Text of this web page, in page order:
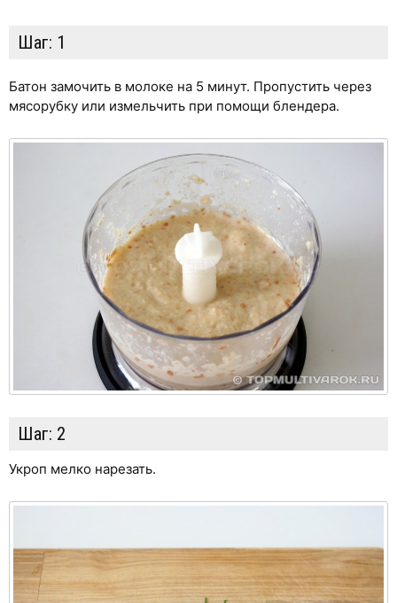
Шаг: 1
Батон замочить в молоке на 5 минут. Пропустить через
мясорубку или измельчить при помощи блендера.
Шаг: 2
Укроп мелко нарезать.